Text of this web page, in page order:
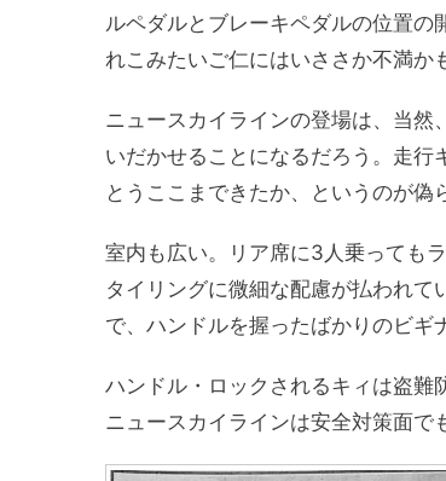
ルペダルとブレーキペダルの位置の
れこみたいご仁にはいささか不満か
ニュースカイラインの登場は、当
いだかせることになるだろう。走
とうここまできたか、というのが偽
室内も広い。リア席に3人乗っても
タイリングに微細な配慮が払われ
で、ハンドルを握ったばかりのビギ
ハンドル・ロックされるキィは盗難
ニュースカイラインは安全対策面で